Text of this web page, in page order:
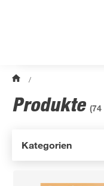
/
Produkte (74
Kategorien